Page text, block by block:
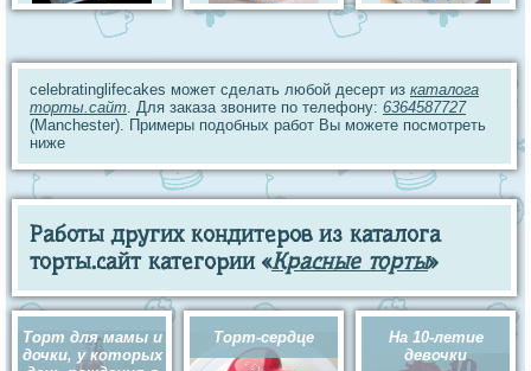
celebratinglifecakes может сделать любой десерт из каталога
торты.сайт. Для заказа звоните по телефону: 6364587727
(Manchester). Примеры подобных работ Вы можете посмотреть
ниже
Работы других кондитеров из каталога
торты.сайт категории «Красные торты»
Торт для мамы и
дочки, у которых
Торт-сердце
На 10-летие
девочки